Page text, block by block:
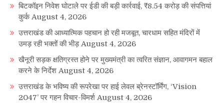
बिटकॉइन निवेश घोटाले पर ईडी की बड़ी कार्रवाई, ₹8.54 करोड़ की संपत्तियां
कुर्क August 4, 2026
उत्तराखंड की आध्यात्मिक पहचान हो रही मजबूत, चारधाम सहित मंदिरों में
उमड़ रही भक्तों की भीड़ August 4, 2026
खैनूरी सड़क क्षतिग्रस्त होने पर मुख्यमंत्री का त्वरित संज्ञान, आवागमन बहाल
करने के निर्देश August 4, 2026
उत्तराखंड के भविष्य की रूपरेखा पर हाई लेवल ब्रेनस्टॉर्मिंग, ‘Vision
2047’ पर गहन विचार-विमर्श August 4, 2026